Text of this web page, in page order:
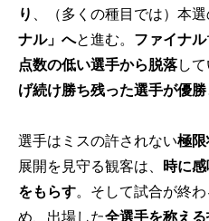
り 、（多くの種目では）本
ナル」へと進む。 ファイナル
点数の低い選手から脱落して
げ続け勝ち残った選手が優勝
選手はミスの許されない極
展開を見守る観客は、 時に
をもらす。そして試合が終
め、出場した全選手を称え